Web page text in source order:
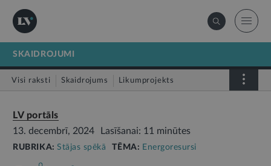
SKAIDROJUMI
Visi raksti Skaidrojums Likumprojekts
LV portāls
13. decembrī, 2024
Lasīšanai: 11 minūtes
RUBRIKA:Stājas spēkā TĒMA: Energoresursi